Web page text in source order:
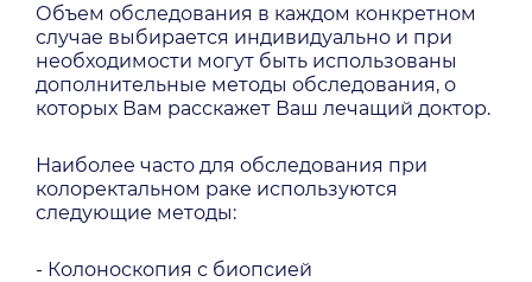
Объем обследования в каждом конкретном
случае выбирается индивидуально и при
необходимости могут быть использованы
дополнительные методы обследования, о
которых Вам расскажет Ваш лечащий доктор.
Наиболее часто для обследования при
колоректальном раке используются
следующие методы:
- Колоноскопия с биопсией